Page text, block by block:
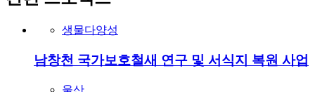
울산
생물다양성
지역 상생